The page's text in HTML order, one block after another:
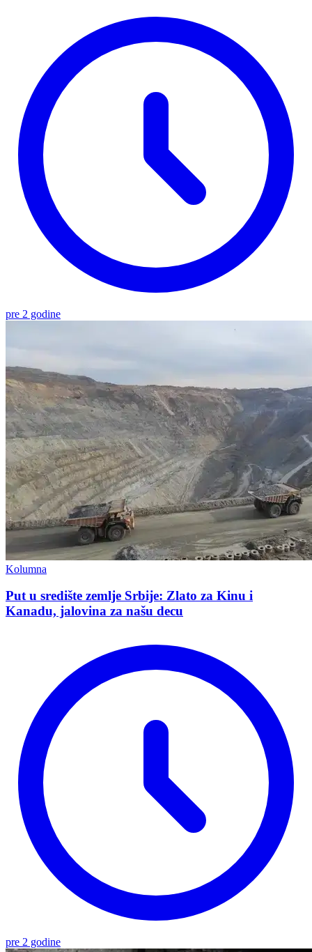
pre 2 godine
Kolumna
Put u središte zemlje Srbije: Zlato za Kinu i
Kanadu, jalovina za našu decu
pre 2 godine